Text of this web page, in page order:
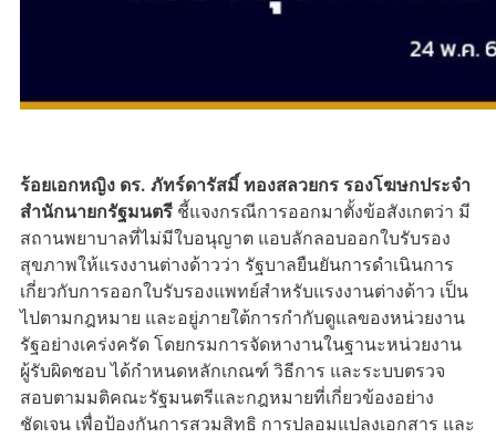
ร้อยเอกหญิง ดร. ภัทร์ดารัสมิ์ ทองสลวยกร รองโฆษกประจำ
สำนักนายกรัฐมนตรี ชี้แจงกรณีการออกมาตั้งข้อสังเกตว่า มี
สถานพยาบาลที่ไม่มีใบอนุญาต แอบลักลอบออกใบรับรอง
สุขภาพให้แรงงานต่างด้าวว่า รัฐบาลยืนยันการดำเนินการ
เกี่ยวกับการออกใบรับรองแพทย์สำหรับแรงงานต่างด้าว เป็น
ไปตามกฎหมาย และอยู่ภายใต้การกำกับดูแลของหน่วยงาน
รัฐอย่างเคร่งครัด โดยกรมการจัดหางานในฐานะหน่วยงาน
ผู้รับผิดชอบ ได้กำหนดหลักเกณฑ์ วิธีการ และระบบตรวจ
สอบตามมติคณะรัฐมนตรีและกฎหมายที่เกี่ยวข้องอย่าง
ชัดเจน เพื่อป้องกันการสวมสิทธิ การปลอมแปลงเอกสาร และ